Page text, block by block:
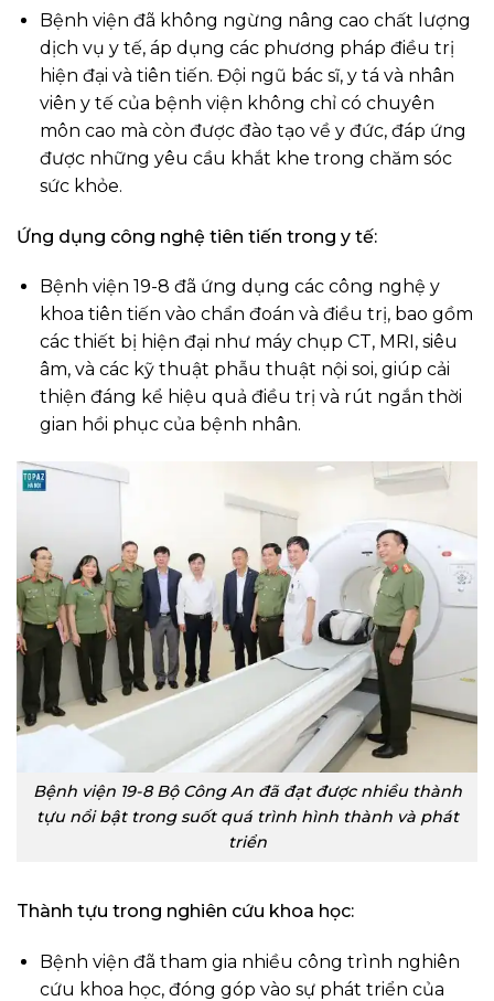
Bệnh viện đã không ngừng nâng cao chất lượng
dịch vụ y tế, áp dụng các phương pháp điều trị
hiện đại và tiên tiến. Đội ngũ bác sĩ, y tá và nhân
viên y tế của bệnh viện không chỉ có chuyên
môn cao mà còn được đào tạo về y đức, đáp ứng
được những yêu cầu khắt khe trong chăm sóc
sức khỏe.
Ứng dụng công nghệ tiên tiến trong y tế:
Bệnh viện 19-8 đã ứng dụng các công nghệ y
khoa tiên tiến vào chẩn đoán và điều trị, bao gồm
các thiết bị hiện đại như máy chụp CT, MRI, siêu
âm, và các kỹ thuật phẫu thuật nội soi, giúp cải
thiện đáng kể hiệu quả điều trị và rút ngắn thời
gian hồi phục của bệnh nhân.
Bệnh viện 19-8 Bộ Công An đã đạt được nhiều thành
tựu nổi bật trong suốt quá trình hình thành và phát
triển
Thành tựu trong nghiên cứu khoa học:
Bệnh viện đã tham gia nhiều công trình nghiên
cứu khoa học, đóng góp vào sự phát triển của